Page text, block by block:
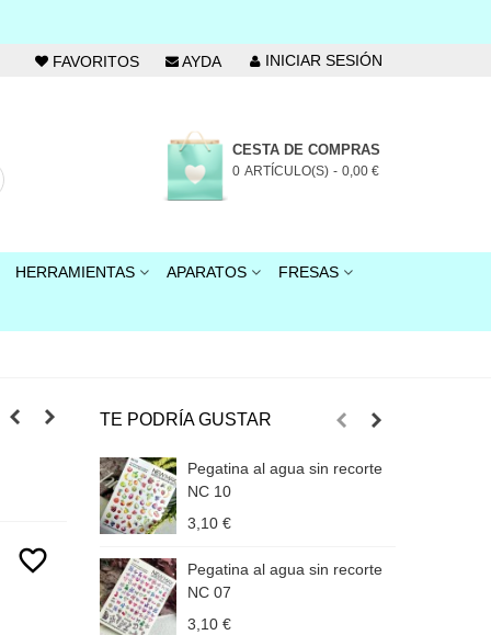
FAVORITOS AYDA INICIAR SESIÓN
CESTA DE COMPRAS
0 ARTÍCULO(S) - 0,00 €
HERRAMIENTAS APARATOS FRESAS
favorite_border
TE PODRÍA GUSTAR
Pegatina al agua sin recorte
NC 10
3,10 €
Pegatina al agua sin recorte
NC 07
3,10 €